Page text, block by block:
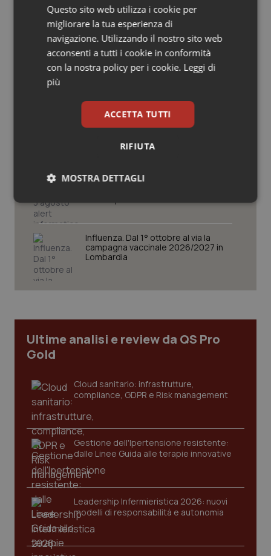
Salute orale & impianti
Sangue & coagulazione
Tiroide
Tumore al seno
Tumori del Polmone & Testa Collo
Tumori gastrointestinali
Ulcera & Reflusso
Vaccini
Potrebbe interessarti in
Regioni e Asl
Cresce la ricerca in Emilia-Romagna:
nel 2025 condotti 1.530 studi, il
Puglia. Unità di crisi sanitaria al lavoro,
Farmaci. Puglia, dal 3 agosto alert
Influenza. Dal 1° ottobre al via la
campagna vaccinale 2026/2027 in
Lombardia
Ultime analisi e review da QS Pro
Gold
Cloud sanitario: infrastrutture,
compliance, GDPR e Risk management
Gestione dell'Ipertensione resistente:
dalle Linee Guida alle terapie innovative
Leadership Infermieristica 2026: nuovi
modelli di responsabilità e autonomia
Questo sito web utilizza i cookie per
migliorare la tua esperienza di
navigazione. Utilizzando il nostro sito web
acconsenti a tutti i cookie in conformità
con la nostra policy per i cookie. Leggi di
più
ACCETTA TUTTI
RIFIUTA
MOSTRA DETTAGLI
Necessari Statistici Marketing
Necessari Statistici Marketing
sito web abilitandone funzionalità di base quali la
protette del sito. Il sito web non è in grado di
funzionare correttamente senza questi cookie.
VISITOR_PRIVACY_METADATA
YouTube
.youtube.com